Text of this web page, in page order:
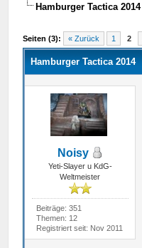
Hamburger Tactica 2014
Seiten (3): « Zurück 1 2
Hamburger Tactica 2014
Noisy
Yeti-Slayer u KdG-
Weltmeister
Beiträge: 351
Themen: 12
Registriert seit: Nov 2011